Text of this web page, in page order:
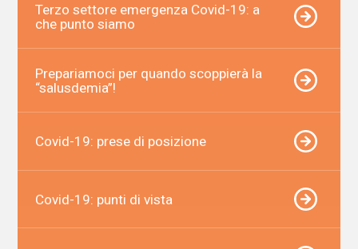
Terzo settore emergenza Covid-19: a
che punto siamo
Prepariamoci per quando scoppierà la
“salusdemia”!
Covid-19: prese di posizione
Covid-19: punti di vista